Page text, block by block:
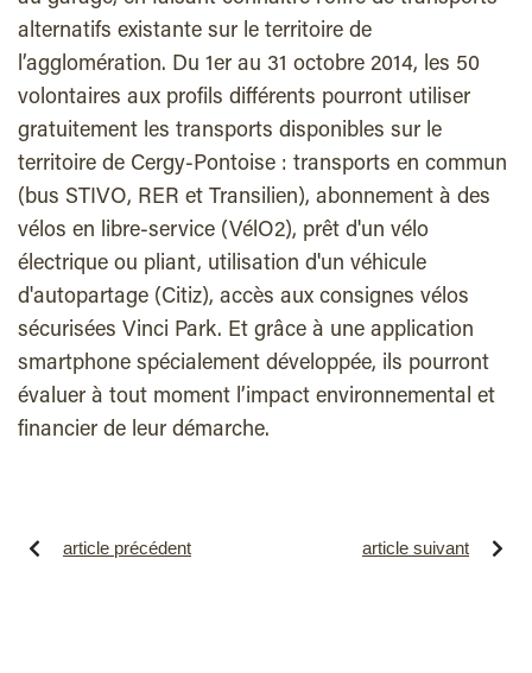
alternatifs existante sur le territoire de
l’agglomération. Du 1er au 31 octobre 2014, les 50
volontaires aux profils différents pourront utiliser
gratuitement les transports disponibles sur le
territoire de Cergy-Pontoise : transports en commun
(bus STIVO, RER et Transilien), abonnement à des
vélos en libre-service (VélO2), prêt d'un vélo
électrique ou pliant, utilisation d'un véhicule
d'autopartage (Citiz), accès aux consignes vélos
sécurisées Vinci Park. Et grâce à une application
smartphone spécialement développée, ils pourront
évaluer à tout moment l’impact environnemental et
financier de leur démarche.
article précédent article suivant